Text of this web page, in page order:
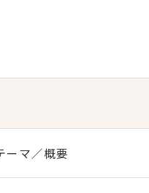
ーマ／概要